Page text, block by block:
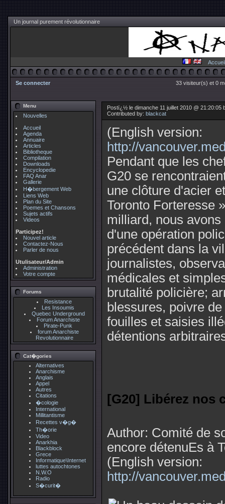
Un journal purement révolutionnaire
Accueil
Se connecter 33 visiteur(s) et 0
Menu
Nouvelles
Accueil
Agenda
Annuaire
Articles
Bibliotheque
Compilation
Downloads
Encyclopedie
FAQ Anar
Gallerie
H�bergement Web
Liens Web
Plan du Site
Poemes et Chansons
Sujets actifs
Videos
Participez!
Nouvel article
Contactez-Nous
Parler de nous
Utulisateur/Admin
Administration
Votre compte
Forums
Resistance
Les Insoumis
Quebec Underground
Forum Anarchiste
Pirate-Punk
forum Anarchiste
Revolutionnaire
Cat�gories
Alternatives
Anarchisme
Anglais
Appel
Autres
Citations
�cologie
International
Millitantisme
Recettes v�g�
Th�orie
Video
Anarkhia
Blackblock
Grece
Informatique\Internet
luttes autochtones
N.W.O
Radio
S�curit�
Postï¿½ le dimanche 11 juillet 2010 @ 21:20:05
Contributed by: blackcat
(English version:
http://
Pendant que les
G20 se
une clôture d'acier
Toronto Forteresse
milliard, nous avons
d'une opération
précédent dans la
journalistes,
médicales et
brutalité policière;
blessures, poivre
fouilles et saisies
détentions
[G20] Libérez nos
Author: Comité de
encore détenuEs à
(English version:
http://